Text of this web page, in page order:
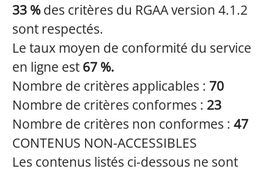
33 %des critères du RGAA version 4.1.2
sont respectés.
Le taux moyen de conformité du service
en ligne est 67 %.
Nombre de critères applicables : 70
Nombre de critères conformes : 23
Nombre de critères non conformes : 47
CONTENUS NON-ACCESSIBLES
Les contenus listés ci-dessous ne sont